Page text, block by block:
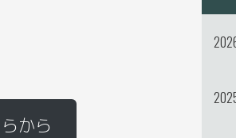
から